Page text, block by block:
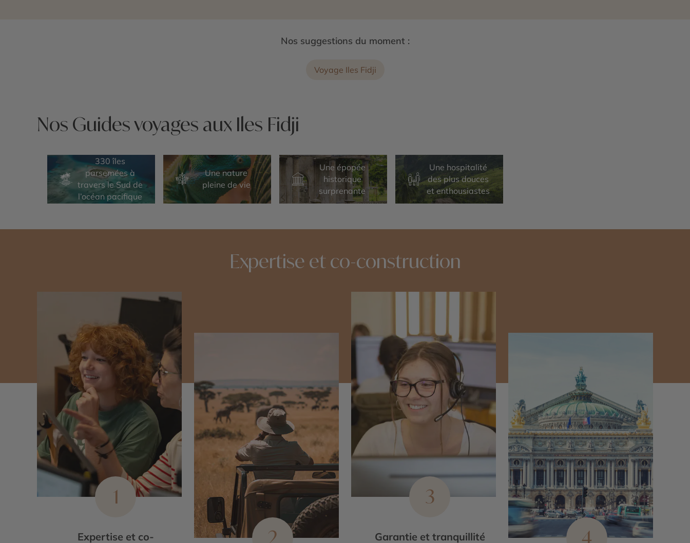
Nos suggestions du moment :
Voyage Iles Fidji
Nos Guides voyages aux Iles Fidji
330 îles
parsemées à
travers le Sud de
l’océan pacifique
Une nature
pleine de vie
Une épopée
historique
surprenante
Une hospitalité
des plus douces
et enthousiastes
Expertise et co-construction
1
Expertise et co- 2
3
Garantie et tranquillité 4